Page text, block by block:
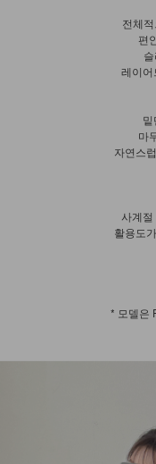
전체
편
레이어
마
자연스
사계
활용도
* 모델은